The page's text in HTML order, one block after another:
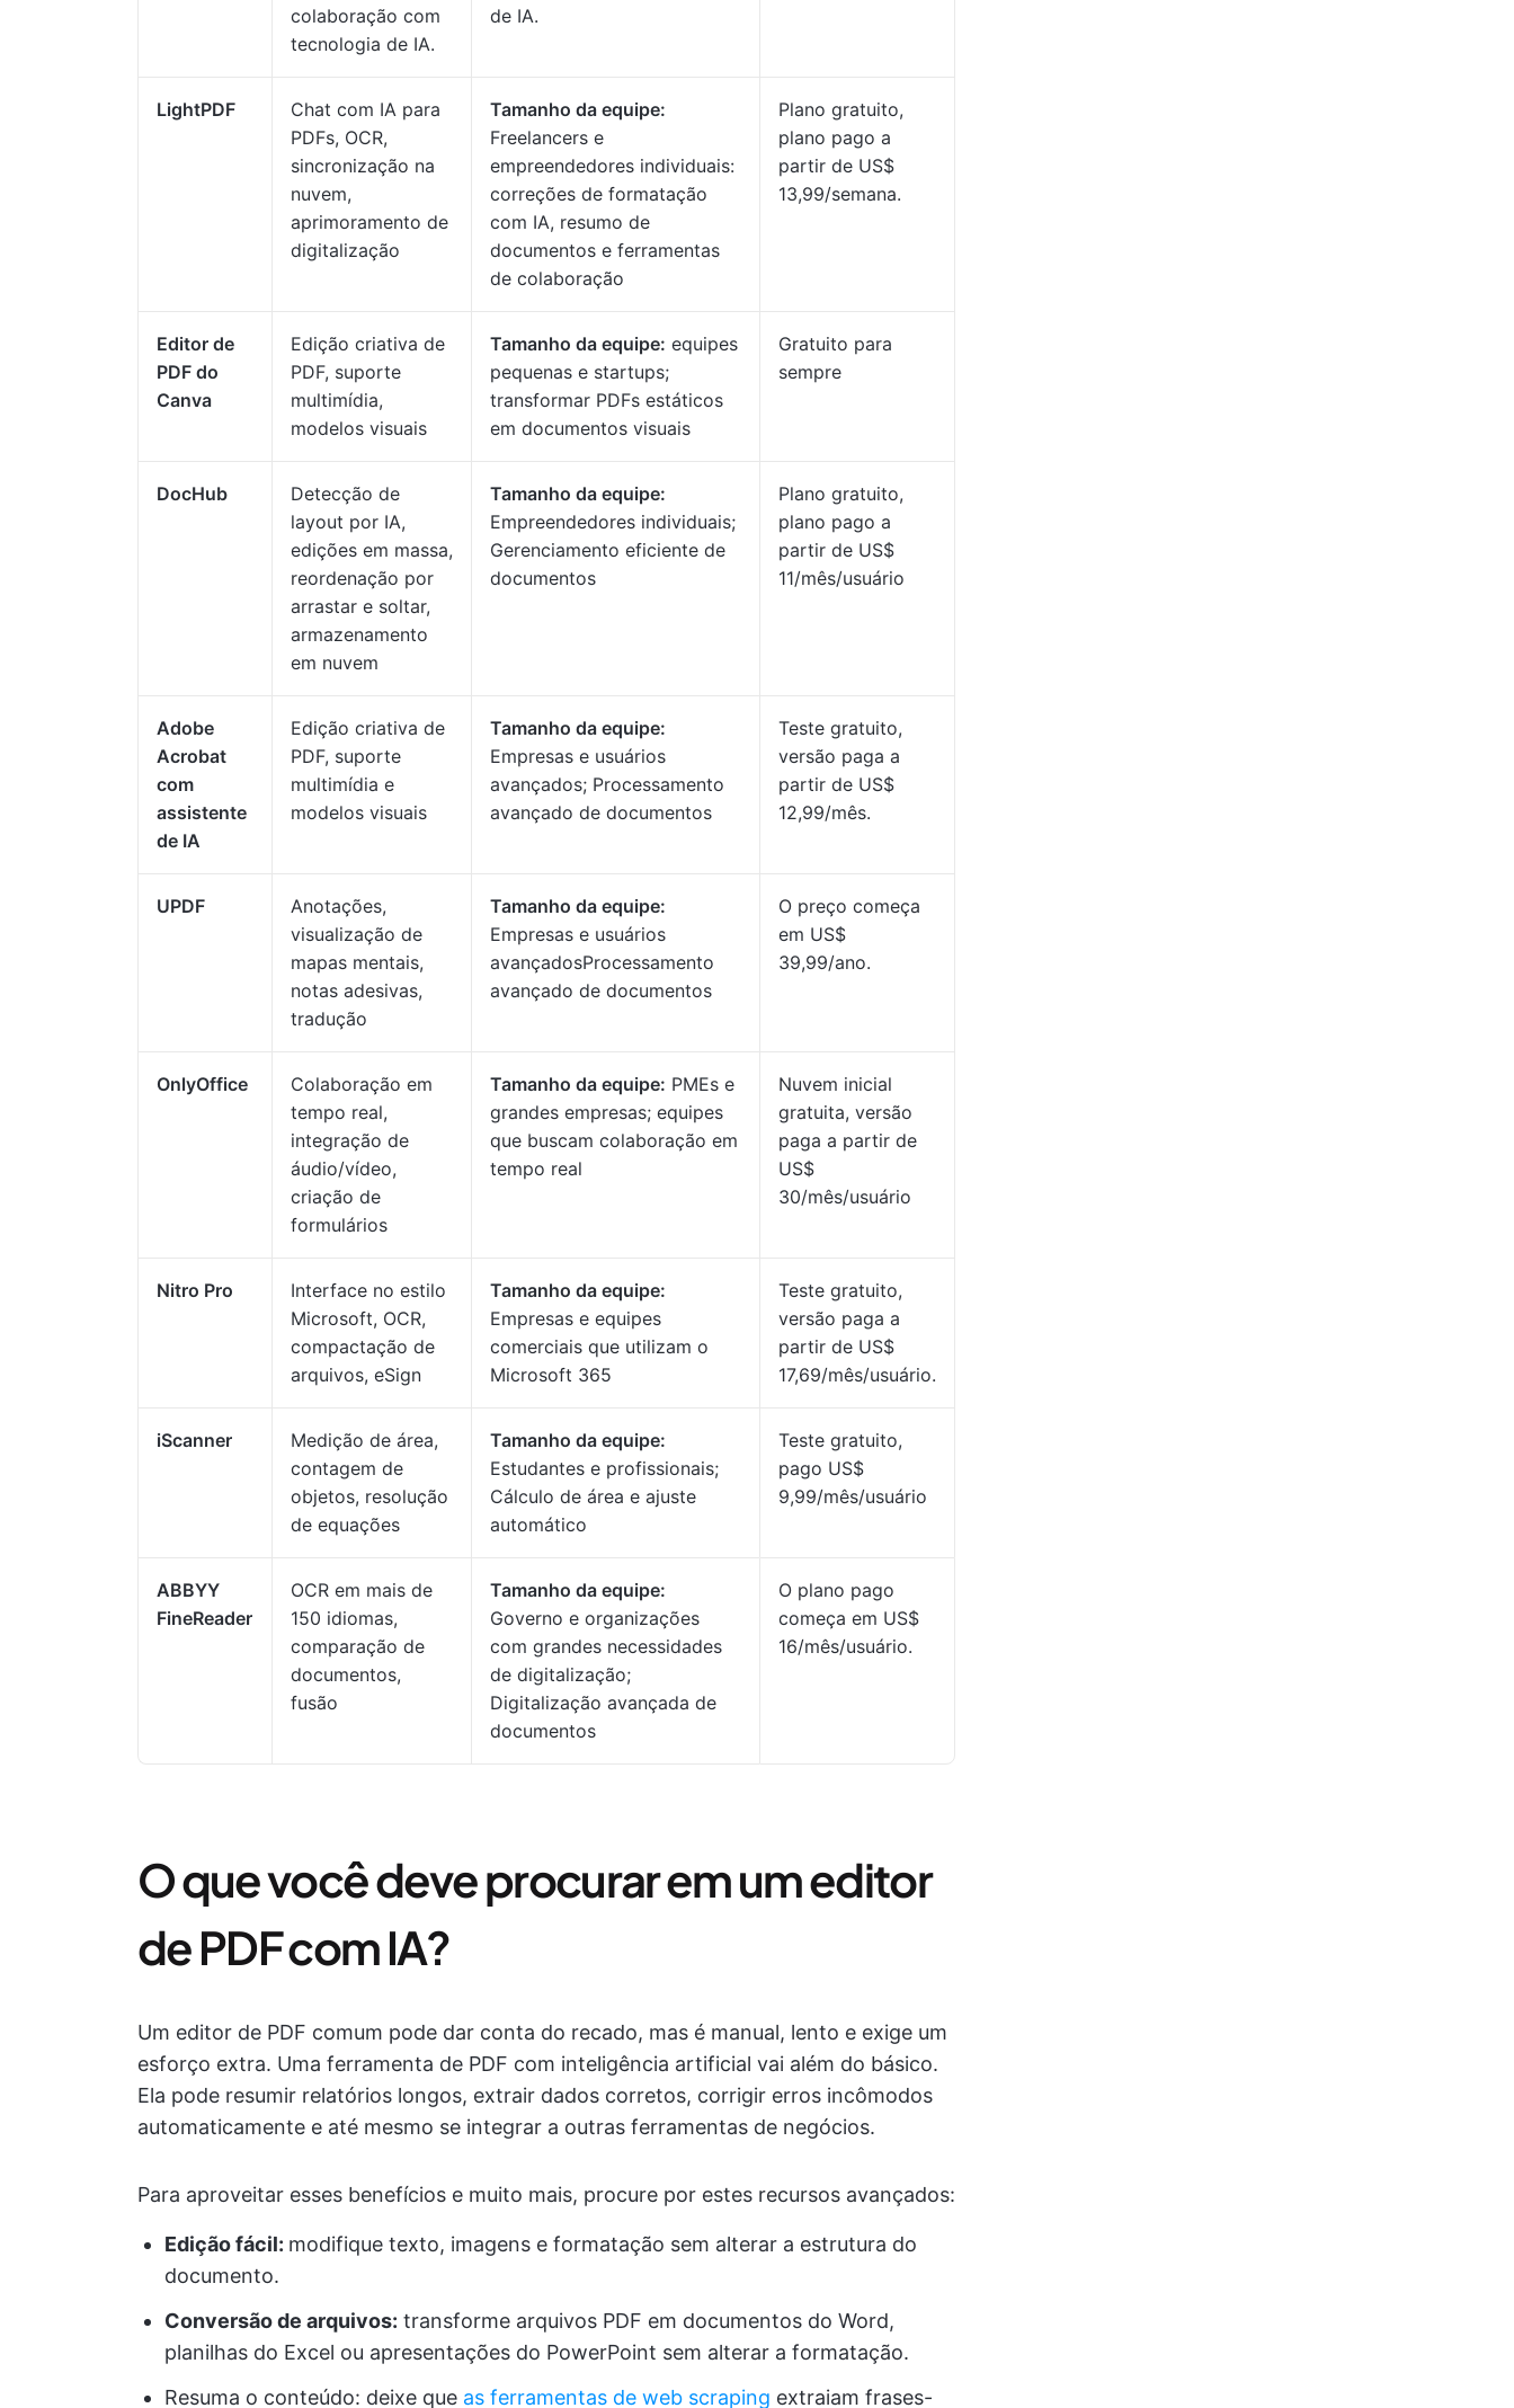
colaboração com
tecnologia de IA.
de IA.
LightPDF
Chat com IA para
PDFs, OCR,
sincronização na
nuvem,
aprimoramento de
digitalização
Tamanho da equipe:
Freelancers e
empreendedores individuais:
correções de formatação
com IA, resumo de
documentos e ferramentas
de colaboração
Plano gratuito,
plano pago a
partir de US$
13,99/semana.
Editor de
PDF do
Canva
Edição criativa de
PDF, suporte
multimídia,
modelos visuais
Tamanho da equipe: equipes
pequenas e startups;
transformar PDFs estáticos
em documentos visuais
Gratuito para
sempre
DocHub
Detecção de
layout por IA,
edições em massa,
reordenação por
arrastar e soltar,
armazenamento
em nuvem
Tamanho da equipe:
Empreendedores individuais;
Gerenciamento eficiente de
documentos
Plano gratuito,
plano pago a
partir de US$
11/mês/usuário
Adobe
Acrobat
com
assistente
de IA
Edição criativa de
PDF, suporte
multimídia e
modelos visuais
Tamanho da equipe:
Empresas e usuários
avançados; Processamento
avançado de documentos
Teste gratuito,
versão paga a
partir de US$
12,99/mês.
UPDF
Anotações,
visualização de
mapas mentais,
notas adesivas,
tradução
Tamanho da equipe:
Empresas e usuários
avançadosProcessamento
avançado de documentos
O preço começa
em US$
39,99/ano.
OnlyOffice
Colaboração em
tempo real,
integração de
áudio/vídeo,
criação de
formulários
Tamanho da equipe: PMEs e
grandes empresas; equipes
que buscam colaboração em
tempo real
Nuvem inicial
gratuita, versão
paga a partir de
US$
30/mês/usuário
Nitro Pro
Interface no estilo
Microsoft, OCR,
compactação de
arquivos, eSign
Tamanho da equipe:
Empresas e equipes
comerciais que utilizam o
Microsoft 365
Teste gratuito,
versão paga a
partir de US$
17,69/mês/usuário.
iScanner
Medição de área,
contagem de
objetos, resolução
de equações
Tamanho da equipe:
Estudantes e profissionais;
Cálculo de área e ajuste
automático
Teste gratuito,
pago US$
9,99/mês/usuário
ABBYY
FineReader
OCR em mais de
150 idiomas,
comparação de
documentos,
fusão
Tamanho da equipe:
Governo e organizações
com grandes necessidades
de digitalização;
Digitalização avançada de
documentos
O plano pago
começa em US$
16/mês/usuário.
O que você deve procurar em um editor
de PDF com IA?
Um editor de PDF comum pode dar conta do recado, mas é manual, lento e exige um
esforço extra. Uma ferramenta de PDF com inteligência artificial vai além do básico.
Ela pode resumir relatórios longos, extrair dados corretos, corrigir erros incômodos
automaticamente e até mesmo se integrar a outras ferramentas de negócios.
Para aproveitar esses benefícios e muito mais, procure por estes recursos avançados:
Edição fácil: modifique texto, imagens e formatação sem alterar a estrutura do
documento.
Conversão de arquivos: transforme arquivos PDF em documentos do Word,
planilhas do Excel ou apresentações do PowerPoint sem alterar a formatação.
Resuma o conteúdo: deixe que as ferramentas de web scraping extraiam frases-